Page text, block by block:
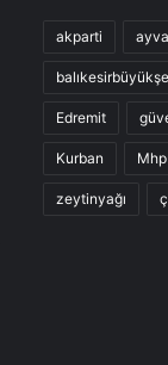
akparti
Edremit
Kurban Mhp
zeytinyağı